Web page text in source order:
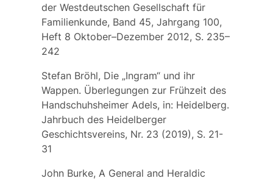
der Westdeutschen Gesellschaft für
Familienkunde, Band 45, Jahrgang 100,
Heft 8 Oktober–Dezember 2012, S. 235–
242
Stefan Bröhl, Die „Ingram“ und ihr
Wappen. Überlegungen zur Frühzeit des
Handschuhsheimer Adels, in: Heidelberg.
Jahrbuch des Heidelberger
Geschichtsvereins, Nr. 23 (2019), S. 21-
31
John Burke, A General and Heraldic